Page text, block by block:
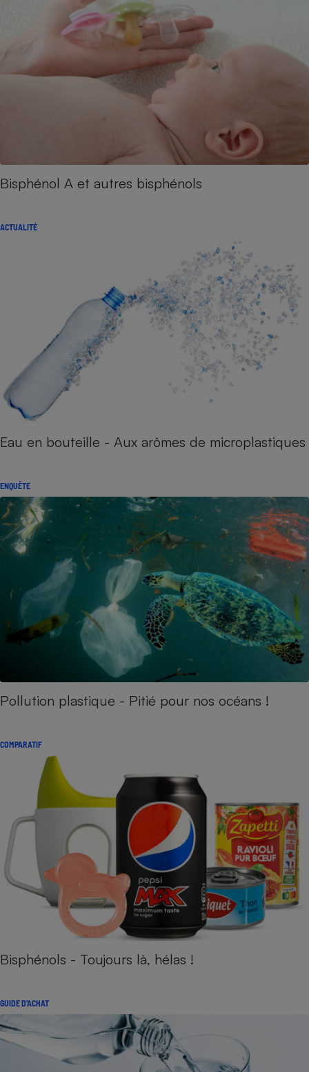
Bisphénol A et autres bisphénols
ACTUALITÉ
Eau en bouteille - Aux arômes de microplastiques
ENQUÊTE
Pollution plastique - Pitié pour nos océans !
COMPARATIF
Bisphénols - Toujours là, hélas !
GUIDE D'ACHAT